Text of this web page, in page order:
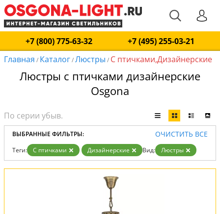
+7 (800) 775-63-32
+7 (495) 255-03-21
Главная / Каталог/Люстры / С птичками,Дизайнерские
Люстры с птичками дизайнерские
Osgona
ВЫБРАННЫЕ ФИЛЬТРЫ: ОЧИСТИТЬ ВСЕ
Теги: С птичками Дизайнерские Вид: Люстры